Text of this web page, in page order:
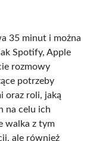
35 minut i można
Spotify, Apple
rozmowy
potrzeby
oraz roli, jaką
na celu ich
walka z tym
ale również